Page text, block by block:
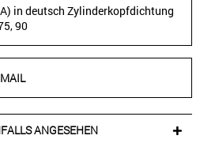
in deutsch Zylinderkopfdichtung
90
ANGESEHEN